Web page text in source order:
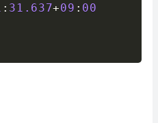
: 31.637+09 : 00